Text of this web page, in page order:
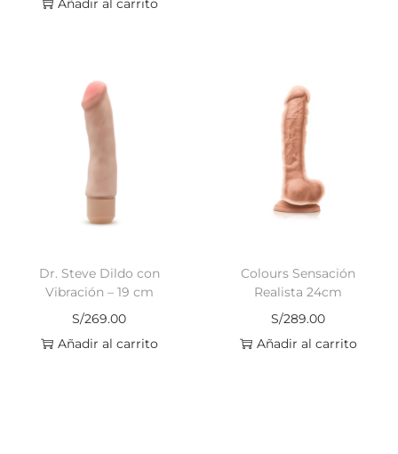
Añadir al carrito
Dr. Steve Dildo con
Vibración – 19 cm
S/269.00
Añadir al carrito
Colours Sensación
Realista 24cm
S/289.00
Añadir al carrito